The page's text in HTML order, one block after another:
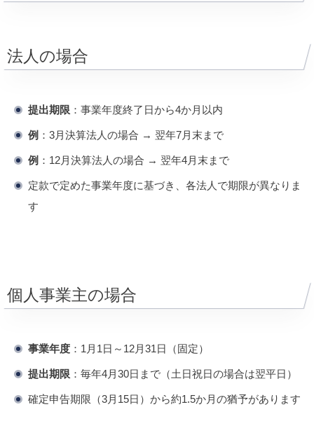
法人の場合
提出期限 ：事業年度終了日から4か月以内
例 ：3月決算法人の場合 → 翌年7月末まで
例 ：12月決算法人の場合 → 翌年4月末まで
定款で定めた事業年度に基づき、各法人で期限が異なりま
す
個人事業主の場合
事業年度 ：1月1日～12月31日（固定）
提出期限 ：毎年4月30日まで（土日祝日の場合は翌平日）
確定申告期限（3月15日）から約1.5か月の猶予があります